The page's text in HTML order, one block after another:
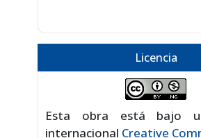
Licencia
Esta obra está bajo
internacional Creative